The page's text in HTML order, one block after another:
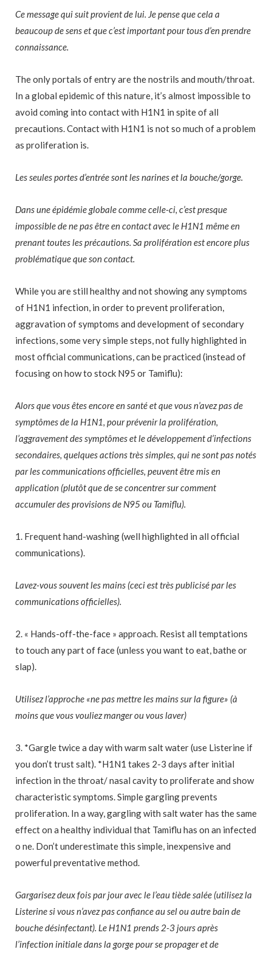
Ce message qui suit provient de lui. Je pense que cela a
beaucoup de sens et que c’est important pour tous d’en prendre
connaissance.
The only portals of entry are the nostrils and mouth/throat.
In a global epidemic of this nature, it’s almost impossible to
avoid coming into contact with H1N1 in spite of all
precautions. Contact with H1N1 is not so much of a problem
as proliferation is.
Les seules portes d’entrée sont les narines et la bouche/gorge.
Dans une épidémie globale comme celle-ci, c’est presque
impossible de ne pas être en contact avec le H1N1 même en
prenant toutes les précautions. Sa prolifération est encore plus
problématique que son contact.
While you are still healthy and not showing any symptoms
of H1N1 infection, in order to prevent proliferation,
aggravation of symptoms and development of secondary
infections, some very simple steps, not fully highlighted in
most official communications, can be practiced (instead of
focusing on how to stock N95 or Tamiflu):
Alors que vous êtes encore en santé et que vous n’avez pas de
symptômes de la H1N1, pour prévenir la prolifération,
l’aggravement des symptômes et le développement d’infections
secondaires, quelques actions très simples, qui ne sont pas notés
par les communications officielles, peuvent être mis en
application (plutôt que de se concentrer sur comment
accumuler des provisions de N95 ou Tamiflu).
1. Frequent hand-washing (well highlighted in all official
communications).
Lavez-vous souvent les mains (ceci est très publicisé par les
communications officielles).
2. « Hands-off-the-face » approach. Resist all temptations
to touch any part of face (unless you want to eat, bathe or
slap).
Utilisez l’approche «ne pas mettre les mains sur la figure» (à
moins que vous vouliez manger ou vous laver)
3. *Gargle twice a day with warm salt water (use Listerine if
you don’t trust salt). *H1N1 takes 2-3 days after initial
infection in the throat/ nasal cavity to proliferate and show
characteristic symptoms. Simple gargling prevents
proliferation. In a way, gargling with salt water has the same
effect on a healthy individual that Tamiflu has on an infected
o ne. Don’t underestimate this simple, inexpensive and
powerful preventative method.
Gargarisez deux fois par jour avec le l’eau tiède salée (utilisez la
Listerine si vous n’avez pas confiance au sel ou autre bain de
bouche désinfectant). Le H1N1 prends 2-3 jours après
l’infection initiale dans la gorge pour se propager et de